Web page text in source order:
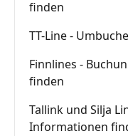
finden
TT-Line -
Finnlines -
finden
Tallink und Silja
Informationen